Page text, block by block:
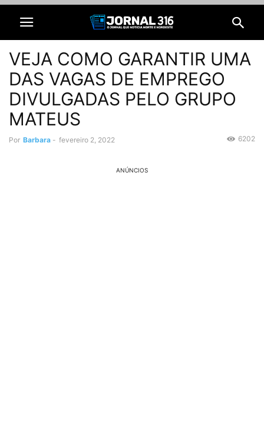
VEJA COMO GARANTIR UMA
DAS VAGAS DE EMPREGO
DIVULGADAS PELO GRUPO
MATEUS
Por Barbara - fevereiro 2, 2022 6202
ANÚNCIOS